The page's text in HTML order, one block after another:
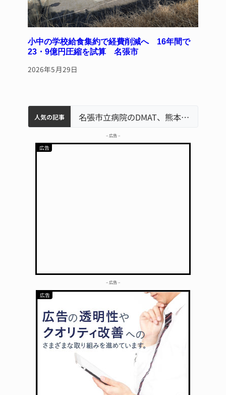
小中の学校給食集約で経費削減へ 16年間で
23・9億円圧縮を試算 名張市
2026年5月29日
人気の記事
名張市水道料金47％値上げへ 答申案、審議会で大筋まとまる
器物損壊容疑で83歳女逮捕 伊賀署
中学校の陶壁モニュメント 地元建設会社がボランティアで清掃 伊賀 名張市立病院のDMAT、熊本地震の被災地へ 能登以来3回目の派遣
– 広告 –
– 広告 –